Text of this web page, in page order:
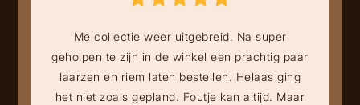
Me collectie weer uitgebreid. Na super
geholpen te zijn in de winkel een prachtig paar
laarzen en riem laten bestellen. Helaas ging
het niet zoals gepland. Foutje kan altijd. Maar